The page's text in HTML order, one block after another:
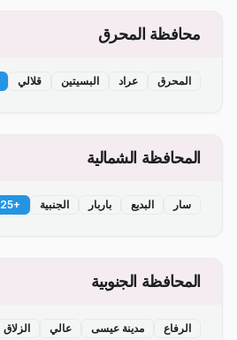
محافظة المحرق
المحرق عراد البسيتين قلالي
المحافظة الشمالية
سار البديع باربار الجنبية +
25
المحافظة الجنوبية
الرفاع مدينة عيسى عالي الزلاق